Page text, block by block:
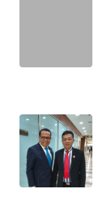
WN
WN
JOGJA
WN